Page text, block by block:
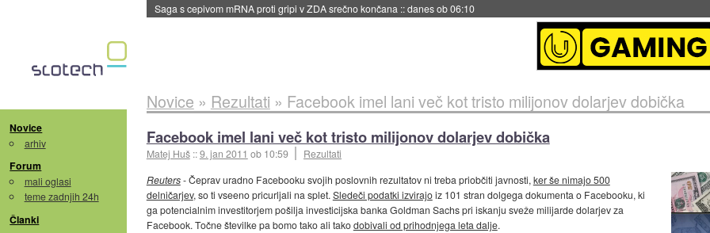
BMW v vozilih začel predvajati reklame::danes ob 06:09
Novice
arhiv
Forum
mali oglasi
teme zadnjih 24h
Članki
Novice » Rezultati » Facebook imel lani več kot tristo milijonov dolarjev dobička
Facebook imel lani več kot tristo milijonov dolarjev dobička
Matej Huš ::9. jan 2011 ob 10:59 Rezultati
Reuters- Čeprav uradno Facebooku svojih poslovnih rezultatov ni treba priobčiti javnosti, ker še nimajo 500
delničarjev, so ti vseeno pricurljali na splet. Sledeči podatki izvirajoiz 101 stran dolgega dokumenta o Facebooku, ki
ga potencialnim investitorjem pošilja investicijska banka Goldman Sachs pri iskanju sveže milijarde dolarjev za
Facebook. Točne številke pa bomo tako ali takodobivali od prihodnjega leta dalje.